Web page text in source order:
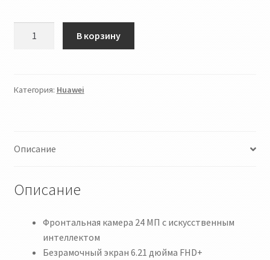
Lite
В корзину
Категория: Huawei
Описание
Описание
Фронтальная камера 24 МП с искусственным
интеллектом
Безрамочный экран 6.21 дюйма FHD+